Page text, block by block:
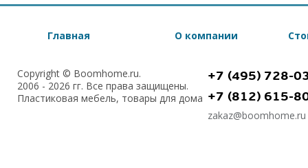
Главная О компании
Copyright © Boomhome.ru.
2006 - 2026 гг. Все права защищены.
Пластиковая мебель, товары для дома
+7 (495) 728-
+7 (812) 615-
zakaz@boomhome.ru